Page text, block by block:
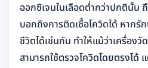
ออกซิเจนในเลือดต่ำกว่าปกตินั้น
บอกถึงการติดเชื้อโควิดได้ หากรั
ชีวิตได้เช่นกัน ทำให้แม้ว่าเครื่องวั
สามารถใช้ตรวจโควิดโดยตรงไ